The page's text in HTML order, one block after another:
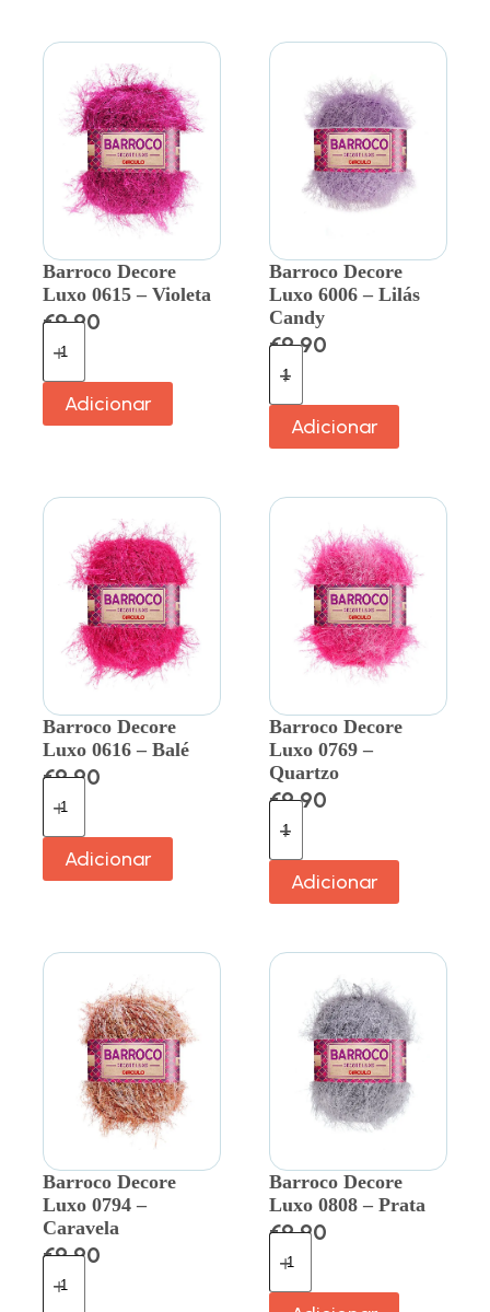
Barroco Decore
Luxo 0615 – Violeta
€9.90
Adicionar
Barroco Decore
Luxo 6006 – Lilás
Candy
€9.90
Adicionar
Barroco Decore
Luxo 0616 – Balé
€9.90
Adicionar
Barroco Decore
Luxo 0769 –
Quartzo
€9.90
Adicionar
Barroco Decore
Luxo 0794 –
Caravela
€9.90
Barroco Decore
Luxo 0808 – Prata
€9.90